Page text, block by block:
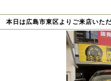
本日は広島市東区よりご来店いた